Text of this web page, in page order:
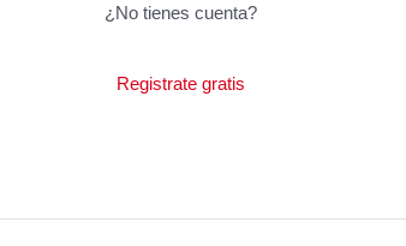
¿No tienes cuenta?
Registrate gratis